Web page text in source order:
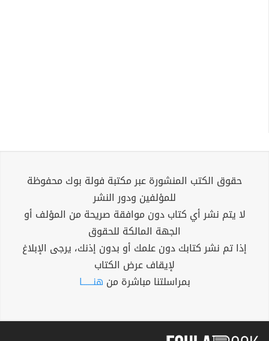
حقوق الكتب المنشورة عبر مكتبة فولة بوك محفوظة
للمؤلفين ودور النشر
لا يتم نشر أي كتاب دون موافقة صريحة من المؤلف أو
الجهة المالكة للحقوق
إذا تم نشر كتابك دون علمك أو بدون إذنك، يرجى الإبلاغ
لإيقاف عرض الكتاب
بمراسلتنا مباشرة من هنــــــا